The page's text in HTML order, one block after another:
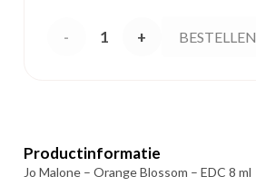
Jo
Orange
BESTELLEN
Productinformatie
Jo Malone – Orange Blossom – EDC 8 ml